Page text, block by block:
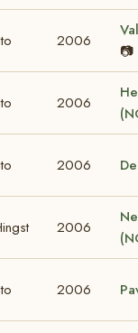
2006
📷
2006
2006
2006
2006